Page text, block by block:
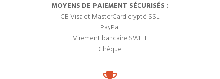
MOYENS DE PAIEMENT SÉCURISÉS :
CB Visa et MasterCard crypté SSL
PayPal
Virement bancaire SWIFT
Chèque